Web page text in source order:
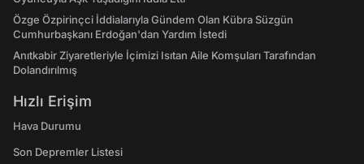
Özge Özpirinçci İddialarıyla Gündem Olan Kübra Süzgün
Cumhurbaşkanı Erdoğan'dan Yardım İstedi
Anıtkabir Ziyaretleriyle İçimizi Isıtan Aile Komşuları Tarafından
Dolandırılmış
Hızlı Erişim
Hava Durumu
Son Depremler Listesi